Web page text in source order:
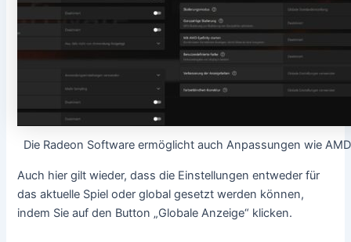
Die Radeon Software ermöglicht auch Anpassungen wie
Auch hier gilt wieder, dass die Einstellungen entweder für
das aktuelle Spiel oder global gesetzt werden können,
indem Sie auf den Button „Globale Anzeige“ klicken.